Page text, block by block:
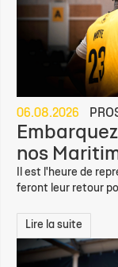
06.08.2026
nos
Il est l'heure de
feront leur retour
Lire la suite